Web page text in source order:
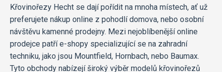
Křovinořezy Hecht se dají pořídit na mnoha místech, ať už
preferujete nákup online z pohodlí domova, nebo osobní
návštěvu kamenné prodejny. Mezi nejoblíbenější online
prodejce patří e-shopy specializující se na zahradní
techniku, jako jsou Mountfield, Hornbach, nebo Baumax.
Tyto obchody nabízejí široký výběr modelů křovinořezů